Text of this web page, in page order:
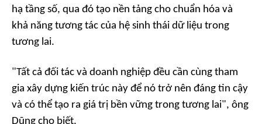
hạ tầng số, qua đó tạo nền tảng cho chuẩn hóa và
khả năng tương tác của hệ sinh thái dữ liệu trong
tương lai.
"Tất cả đối tác và doanh nghiệp đều cần cùng tham
gia xây dựng kiến trúc này để nó trở nên đáng tin cậy
và có thể tạo ra giá trị bền vững trong tương lai", ông
Dũng cho biết.